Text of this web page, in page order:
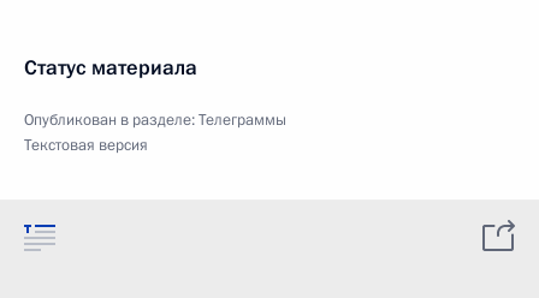
Статус материала
Опубликован в разделе:Телеграммы
Текстовая версия